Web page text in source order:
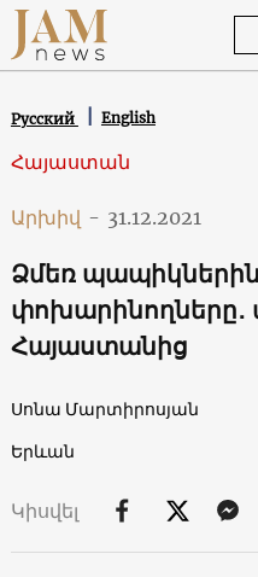
Русский English
Հայաստան
Արխիվ - 31.12.2021
Ձմեռ պապիկներին
փոխարինողները․
Հայաստանից
Սոնա Մարտիրոսյան
Երևան
Կիսվել